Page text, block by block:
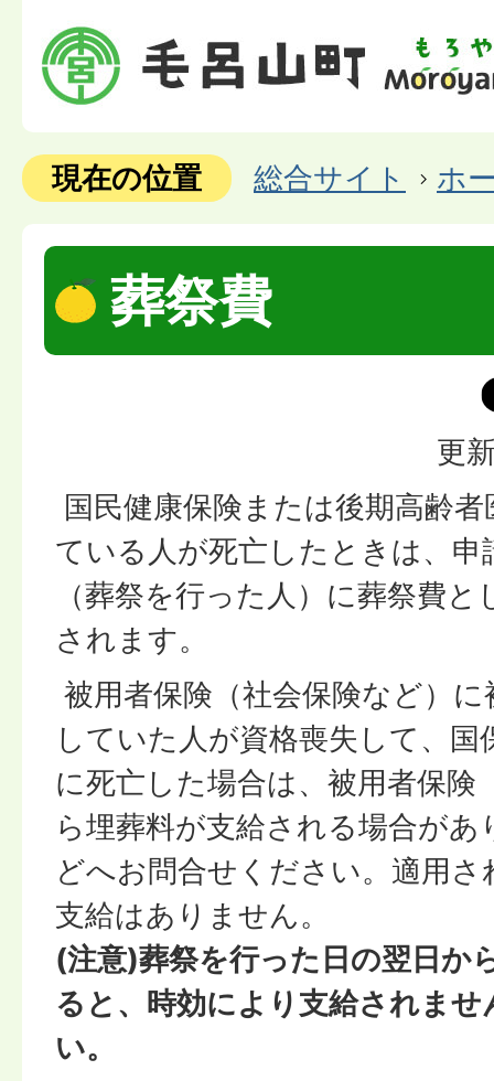
現在の位置 総合サイト ホ
葬祭費
更
国民健康保険または後期高齢
ている人が死亡したときは、申
（葬祭を行った人）に葬祭費
されます。
被用者保険（社会保険など）
していた人が資格喪失して、
に死亡した場合は、被用者保険
ら埋葬料が支給される場合が
どへお問合せください。適用
支給はありません。
(注意)葬祭を行った日の翌日か
ると、時効により支給されま
い。